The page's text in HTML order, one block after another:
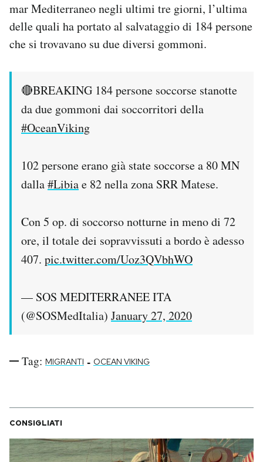
Area Personale
Newsletter
mar Mediterraneo negli ultimi tre giorni, l’ultima
delle quali ha portato al salvataggio di 184 persone
che si trovavano su due diversi gommoni.
🔴BREAKING 184 persone soccorse stanotte
da due gommoni dai soccorritori della
#OceanViking
102 persone erano già state soccorse a 80 MN
dalla#Libiae 82 nella zona SRR Matese.
Con 5 op. di soccorso notturne in meno di 72
ore, il totale dei sopravvissuti a bordo è adesso
407. pic.twitter.com/Uoz3QVbhWO
— SOS MEDITERRANEE ITA
(@SOSMedItalia) January 27, 2020
Tag: MIGRANTI - OCEAN VIKING
CONSIGLIATI